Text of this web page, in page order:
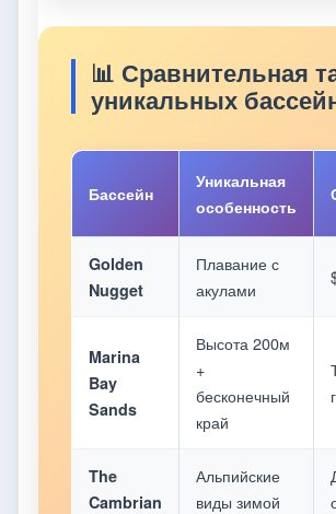
📊 Сравнительная
уникальных
Бассейн
Уникальная
особенность
Golden
Nugget
Плавание с
акулами
Marina
Bay
Sands
Высота 200м
+
бесконечный
край
The
Cambrian
Альпийские
виды зимой